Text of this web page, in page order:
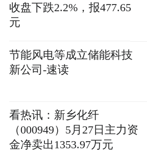
收盘下跌2.2%，报477.65
元
节能风电等成立储能科技
新公司-速读
看热讯：新乡化纤
（000949）5月27日主力资
金净卖出1353.97万元